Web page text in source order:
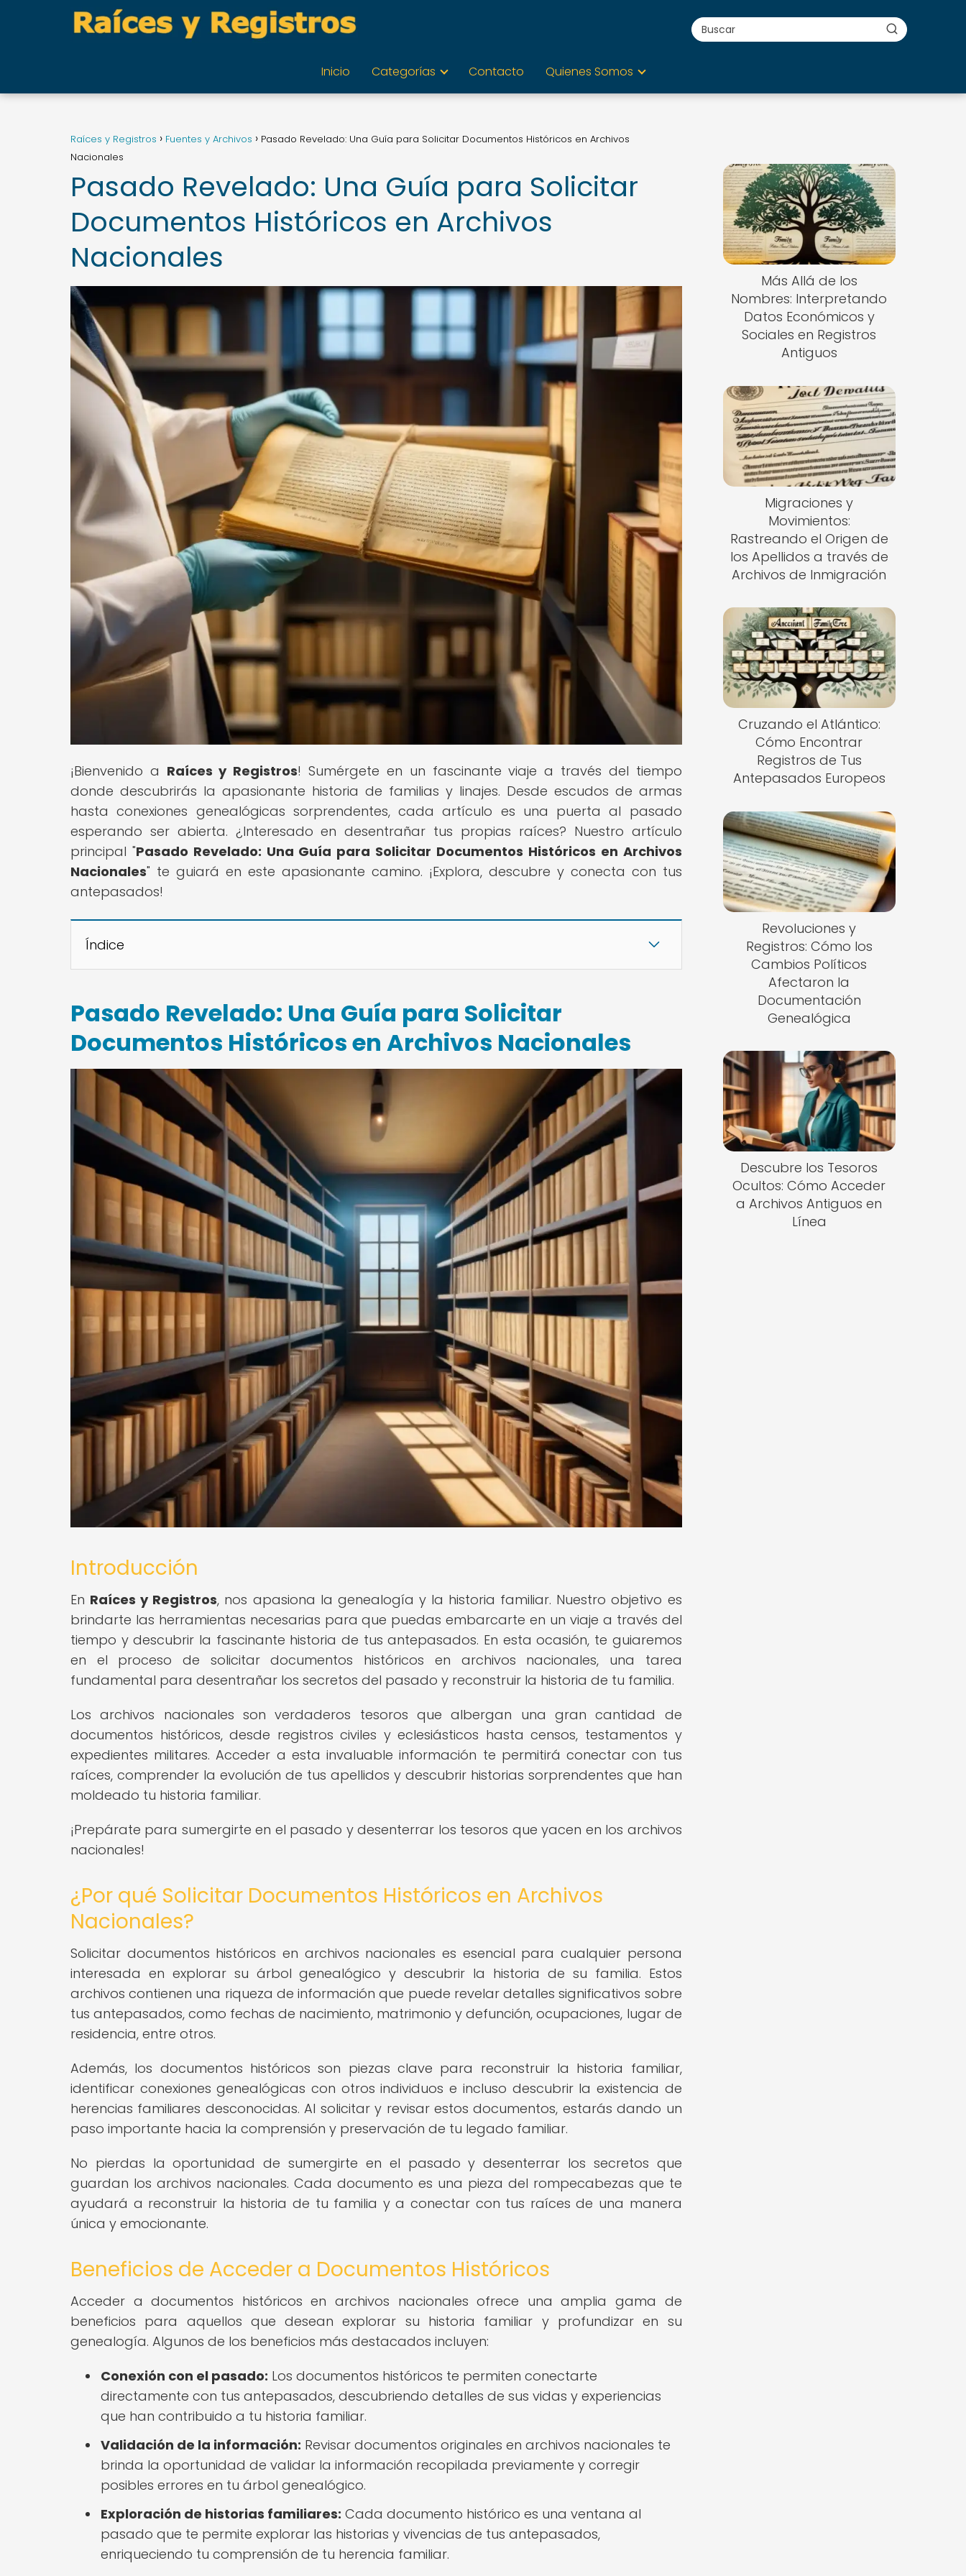
Inicio Categorías Contacto Quienes Somos
Raíces y Registros Fuentes y Archivos
Pasado Revelado: Una Guía para Solicitar Documentos Históricos en Archivos
Nacionales
Pasado Revelado: Una Guía para Solicitar
Documentos Históricos en Archivos
Nacionales
¡Bienvenido a Raíces y Registros! Sumérgete en un fascinante viaje a través del tiempo
donde descubrirás la apasionante historia de familias y linajes. Desde escudos de armas
hasta conexiones genealógicas sorprendentes, cada artículo es una puerta al pasado
esperando ser abierta. ¿Interesado en desentrañar tus propias raíces? Nuestro artículo
principal "Pasado Revelado: Una Guía para Solicitar Documentos Históricos en Archivos
Nacionales" te guiará en este apasionante camino. ¡Explora, descubre y conecta con tus
antepasados!
Índice
Pasado Revelado: Una Guía para Solicitar
Documentos Históricos en Archivos Nacionales
Introducción
En Raíces y Registros, nos apasiona la genealogía y la historia familiar. Nuestro objetivo es
brindarte las herramientas necesarias para que puedas embarcarte en un viaje a través del
tiempo y descubrir la fascinante historia de tus antepasados. En esta ocasión, te guiaremos
en el proceso de solicitar documentos históricos en archivos nacionales, una tarea
fundamental para desentrañar los secretos del pasado y reconstruir la historia de tu familia.
Los archivos nacionales son verdaderos tesoros que albergan una gran cantidad de
documentos históricos, desde registros civiles y eclesiásticos hasta censos, testamentos y
expedientes militares. Acceder a esta invaluable información te permitirá conectar con tus
raíces, comprender la evolución de tus apellidos y descubrir historias sorprendentes que han
moldeado tu historia familiar.
¡Prepárate para sumergirte en el pasado y desenterrar los tesoros que yacen en los archivos
nacionales!
¿Por qué Solicitar Documentos Históricos en Archivos
Nacionales?
Solicitar documentos históricos en archivos nacionales es esencial para cualquier persona
interesada en explorar su árbol genealógico y descubrir la historia de su familia. Estos
archivos contienen una riqueza de información que puede revelar detalles significativos sobre
tus antepasados, como fechas de nacimiento, matrimonio y defunción, ocupaciones, lugar de
residencia, entre otros.
Además, los documentos históricos son piezas clave para reconstruir la historia familiar,
identificar conexiones genealógicas con otros individuos e incluso descubrir la existencia de
herencias familiares desconocidas. Al solicitar y revisar estos documentos, estarás dando un
paso importante hacia la comprensión y preservación de tu legado familiar.
No pierdas la oportunidad de sumergirte en el pasado y desenterrar los secretos que
guardan los archivos nacionales. Cada documento es una pieza del rompecabezas que te
ayudará a reconstruir la historia de tu familia y a conectar con tus raíces de una manera
única y emocionante.
Beneficios de Acceder a Documentos Históricos
Acceder a documentos históricos en archivos nacionales ofrece una amplia gama de
beneficios para aquellos que desean explorar su historia familiar y profundizar en su
genealogía. Algunos de los beneficios más destacados incluyen:
Conexión con el pasado: Los documentos históricos te permiten conectarte
directamente con tus antepasados, descubriendo detalles de sus vidas y experiencias
que han contribuido a tu historia familiar.
Validación de la información: Revisar documentos originales en archivos nacionales te
brinda la oportunidad de validar la información recopilada previamente y corregir
posibles errores en tu árbol genealógico.
Exploración de historias familiares: Cada documento histórico es una ventana al
pasado que te permite explorar las historias y vivencias de tus antepasados,
enriqueciendo tu comprensión de tu herencia familiar.
Más Allá de los
Nombres: Interpretando
Datos Económicos y
Sociales en Registros
Antiguos
Migraciones y
Movimientos:
Rastreando el Origen de
los Apellidos a través de
Archivos de Inmigración
Cruzando el Atlántico:
Cómo Encontrar
Registros de Tus
Antepasados Europeos
Revoluciones y
Registros: Cómo los
Cambios Políticos
Afectaron la
Documentación
Genealógica
Descubre los Tesoros
Ocultos: Cómo Acceder
a Archivos Antiguos en
Línea